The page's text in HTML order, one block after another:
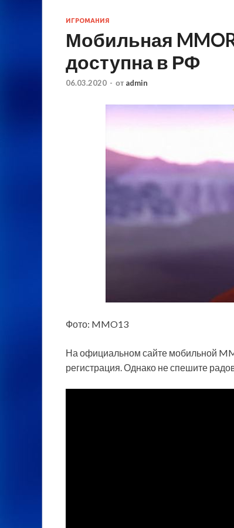
ИГРОМАНИЯ
Мобильная
доступна в РФ
06.03.2020 - от admin
Фото: MMO13
На официальном сайте мобильной
регистрация. Однако не спешите